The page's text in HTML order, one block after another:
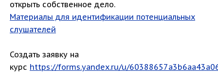
открыть собственное дело.
Материалы для идентификации потенциальных
слушателей
Создать заявку на
курс https://forms.yandex.ru/u/